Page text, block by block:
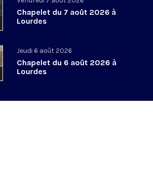
Chapelet du 7 août 2026 à
Lourdes
Jeudi 6 août 2026
Chapelet du 6 août 2026 à
Lourdes